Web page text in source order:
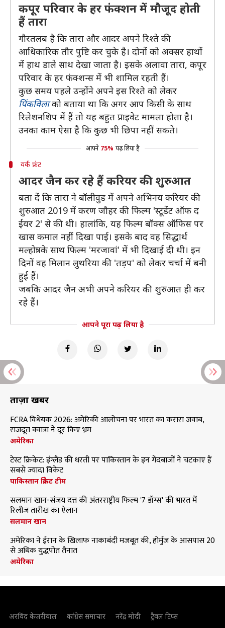
कपूर परिवार के हर फंक्शन में मौजूद होती
हैं तारा
गौरतलब है कि तारा और आदर अपने रिश्ते की
आधिकारिक तौर पुष्टि कर चुके है। दोनों को अक्सर हाथों
में हाथ डाले साथ देखा जाता है। इसके अलावा तारा, कपूर
परिवार के हर फंक्शन्स में भी शामिल रहती हैं।
कुछ समय पहले उन्होंने अपने इस रिश्ते को लेकर
पिंकविलाको बताया था कि अगर आप किसी के साथ
रिलेशनशिप में हैं तो यह बहुत प्राइवेट मामला होता है।
उनका काम ऐसा है कि कुछ भी छिपा नहीं सकते।
आपने 75% पढ़ लिया है
वर्क फ्रंट
आदर जैन कर रहे हैं करियर की शुरुआत
बता दें कि तारा ने बॉलीवुड में अपने अभिनय करियर की
शुरुआत 2019 में करण जौहर की फिल्म 'स्टूडेंट ऑफ द
ईयर 2' से की थी। हालांकि, यह फिल्म बॉक्स ऑफिस पर
खास कमाल नहीं दिखा पाई। इसके बाद वह सिद्धार्थ
मल्होत्रा के साथ फिल्म 'मरजावां' में भी दिखाई दी थी। इन
दिनों वह मिलान लुथरिया की 'तड़प' को लेकर चर्चा में बनी
हुई हैं।
जबकि आदर जैन अभी अपने करियर की शुरुआत ही कर
रहे हैं।
आपने पूरा पढ़ लिया है
ताज़ा खबरें
FCRA विधेयक 2026: अमेरिकी आलोचना पर भारत का करारा जवाब,
राजदूत क्वात्रा ने दूर किए भ्रम
अमेरिका
टेस्ट क्रिकेट: इंग्लैंड की धरती पर पाकिस्तान के इन गेंदबाजों ने चटकाए हैं
सबसे ज्यादा विकेट
पाकिस्तान क्रिकेट टीम
सलमान खान-संजय दत्त की अंतरराष्ट्रीय फिल्म '7 डॉग्स' की भारत में
रिलीज तारीख का ऐलान
सलमान खान
अमेरिका ने ईरान के खिलाफ नाकाबंदी मजबूत की, होर्मुज के आसपास 20
से अधिक युद्धपोत तैनात
अमेरिका
अरविंद केजरीवाल कांग्रेस समाचार नरेंद्र मोदी ट्रैवल टिप्स